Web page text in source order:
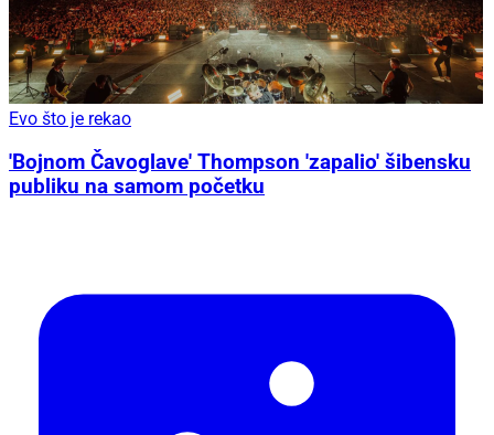
Evo što je rekao
'Bojnom Čavoglave' Thompson 'zapalio' šibensku
publiku na samom početku